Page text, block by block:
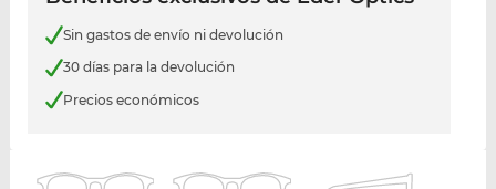
Sin gastos de envío ni devolución
30 días para la devolución
Precios económicos